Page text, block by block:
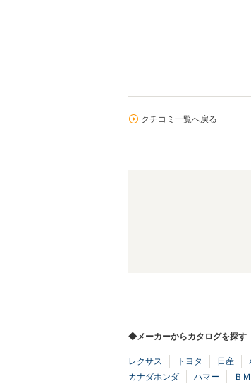
クチコミ一覧へ戻る
◆メーカーからカタログを探す
レクサス トヨタ 日産
カナダホンダ
ハマー Ｂ